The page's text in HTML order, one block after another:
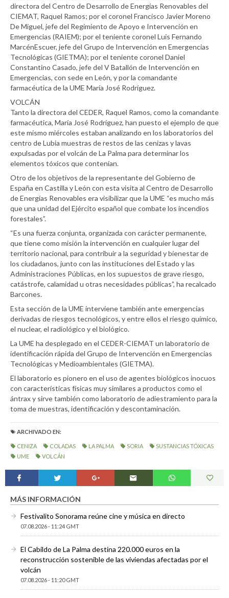
directora del Centro de Desarrollo de Energías Renovables del
CIEMAT, Raquel Ramos; por el coronel Francisco Javier Moreno
De Miguel, jefe del Regimiento de Apoyo e Intervención en
Emergencias (RAIEM); por el teniente coronel Luis Fernando
MarcénEscuer, jefe del Grupo de Intervención en Emergencias
Tecnológicas (GIETMA); por el teniente coronel Daniel
Constantino Casado, jefe del V Batallón de Intervención en
Emergencias, con sede en León, y por la comandante
farmacéutica de la UME María José Rodríguez.
VOLCÁN
Tanto la directora del CEDER, Raquel Ramos, como la comandante
farmacéutica, María José Rodríguez, han puesto el ejemplo de que
este mismo miércoles estaban analizando en los laboratorios del
centro de Lubia muestras de restos de las cenizas y lavas
expulsadas por el volcán de La Palma para determinar los
elementos tóxicos que contenían.
Otro de los objetivos de la representante del Gobierno de
España en Castilla y León con esta visita al Centro de Desarrollo
de Energías Renovables era visibilizar que la UME “es mucho más
que una unidad del Ejército español que combate los incendios
forestales”.
“Es una fuerza conjunta, organizada con carácter permanente,
que tiene como misión la intervención en cualquier lugar del
territorio nacional, para contribuir a la seguridad y bienestar de
los ciudadanos, junto con las instituciones del Estado y las
Administraciones Públicas, en los supuestos de grave riesgo,
catástrofe, calamidad u otras necesidades públicas”, ha recalcado
Barcones.
Esta sección de la UME interviene también ante emergencias
derivadas de riesgos tecnológicos, y entre ellos el riesgo químico,
el nuclear, el radiológico y el biológico.
La UME ha desplegado en el CEDER-CIEMAT un laboratorio de
identificación rápida del Grupo de Intervención en Emergencias
Tecnológicas y Medioambientales (GIETMA).
El laboratorio es pionero en el uso de agentes biológicos inocuos
con características físicas muy similares a productos como el
ántrax y sirve también como laboratorio de adiestramiento para la
toma de muestras, identificación y descontaminación.
ARCHIVADO EN:
CENIZA COLADAS LA PALMA SORIA
SUSTANCIAS TÓXICAS
UME
VOLCÁN
MÁS INFORMACIÓN
Festivalito Sonorama reúne cine y música en directo
07.08.2026 - 11:24 GMT
El Cabildo de La Palma destina 220.000 euros en la
reconstrucción sostenible de las viviendas afectadas por el
volcán
07.08.2026 - 11:20 GMT